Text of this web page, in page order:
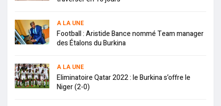
A LA UNE
Football : Aristide Bance nommé Team manager
des Étalons du Burkina
A LA UNE
Eliminatoire Qatar 2022 : le Burkina s’offre le
Niger (2-0)